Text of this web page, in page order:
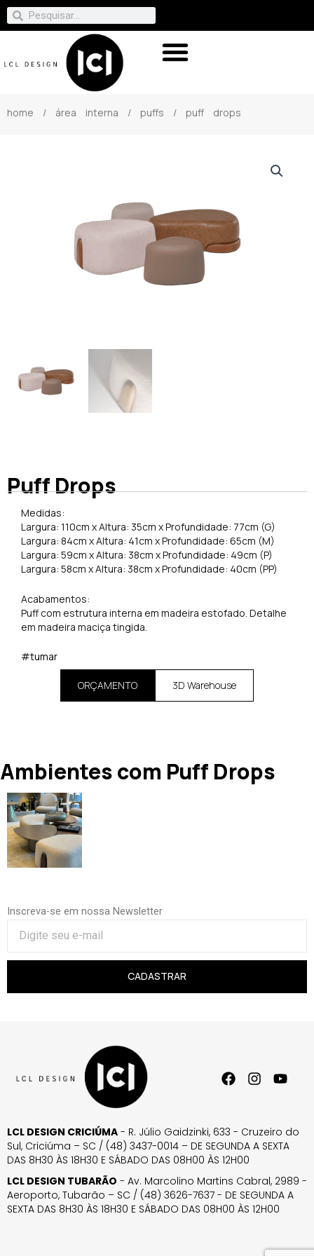
home / área interna / puffs / puff drops
Puff Drops
Medidas:
Largura: 110cm x Altura: 35cm x Profundidade: 77cm (G)
Largura: 84cm x Altura: 41cm x Profundidade: 65cm (M)
Largura: 59cm x Altura: 38cm x Profundidade: 49cm (P)
Largura: 58cm x Altura: 38cm x Profundidade: 40cm (PP)
Acabamentos:
Puff com estrutura interna em madeira estofado. Detalhe
em madeira maciça tingida.
#tumar
ORÇAMENTO 3D Warehouse
Ambientes com Puff Drops
Inscreva-se em nossa Newsletter
CADASTRAR
LCL DESIGN CRICIÚMA - R. Júlio Gaidzinki, 633 - Cruzeiro do
Sul, Criciúma – SC / (48) 3437-0014 – DE SEGUNDA A SEXTA
DAS 8H30 ÀS 18H30 E SÁBADO DAS 08H00 ÀS 12H00
LCL DESIGN TUBARÃO - Av. Marcolino Martins Cabral, 2989 -
Aeroporto, Tubarão – SC / (48) 3626-7637 - DE SEGUNDA A
SEXTA DAS 8H30 ÀS 18H30 E SÁBADO DAS 08H00 ÀS 12H00